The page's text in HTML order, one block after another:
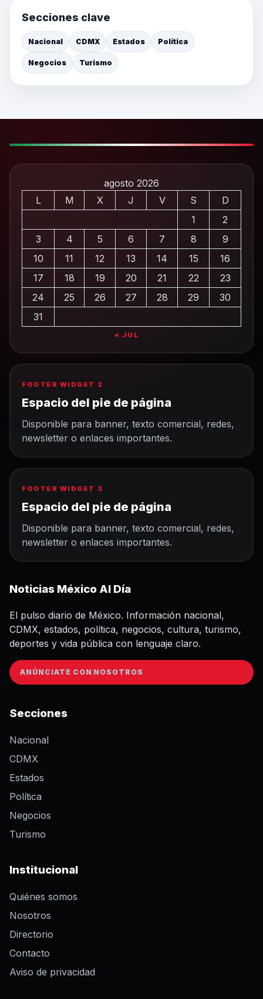
Secciones clave
Nacional CDMX Estados Política
Negocios Turismo
agosto 2026
L
M X J V S
D
1
2
3
4 5 6 7 8
9
10
11 12 13 14 15
16
17
18 19 20 21 22
23
24
25 26 27 28 29
30
31
« JUL
FOOTER WIDGET 2
Espacio del pie de página
Disponible para banner, texto comercial, redes,
newsletter o enlaces importantes.
FOOTER WIDGET 3
Espacio del pie de página
Disponible para banner, texto comercial, redes,
newsletter o enlaces importantes.
Noticias México Al Día
El pulso diario de México. Información nacional,
CDMX, estados, política, negocios, cultura, turismo,
deportes y vida pública con lenguaje claro.
ANÚNCIATE CON NOSOTROS
Secciones
Nacional
CDMX
Estados
Política
Negocios
Turismo
Institucional
Quiénes somos
Nosotros
Directorio
Contacto
Aviso de privacidad